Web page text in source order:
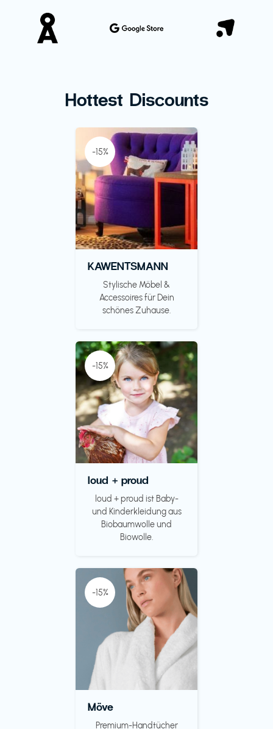
Hottest Discounts
-15%
KAWENTSMANN
Stylische Möbel &
Accessoires für Dein
schönes Zuhause.
-15%
loud + proud
loud + proud ist Baby-
und Kinderkleidung aus
Biobaumwolle und
Biowolle.
-15%
Möve
Premium-Handtücher